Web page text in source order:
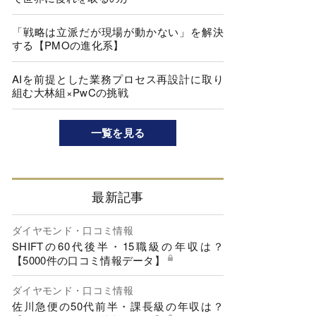
「戦略は立派だが現場が動かない」を解決
する【PMOの進化系】
AIを前提とした業務プロセス再設計に取り
組む大林組×PwCの挑戦
一覧を見る
最新記事
ダイヤモンド・口コミ情報
SHIFTの60代後半・15職級の年収は？
【5000件の口コミ情報データ】
ダイヤモンド・口コミ情報
佐川急便の50代前半・課長級の年収は？